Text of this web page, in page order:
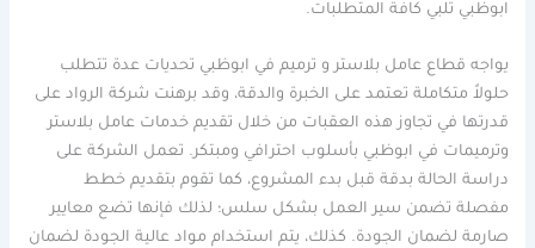
ابوظبي تلبي كافة المتطلبات.
يواجه قطاع عامل بلاستر و ترميم في ابوظبي تحديات عدة تتطلب
حلولاً متكاملة تعتمد على الخبرة والدقة، وقد برهنت شركة الرواد على
قدرتها في تجاوز هذه العقبات من خلال تقديم خدمات عامل بلاستر
وترميمات في ابوظبي بأسلوب احترافي ومبتكر. تعمل الشركة على
دراسة الحالة بدقة قبل بدء المشروع، كما تقوم بتقديم خطط
مفصلة تضمن سير العمل بشكل سلس؛ لذلك فإنها تضع معايير
صارمة لضمان الجودة. كذلك، يتم استخدام مواد عالية الجودة لضمان